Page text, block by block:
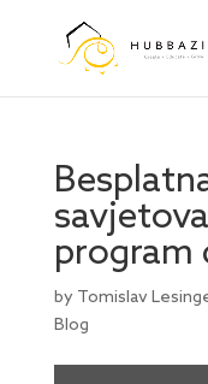
program
by Tomislav
Blog